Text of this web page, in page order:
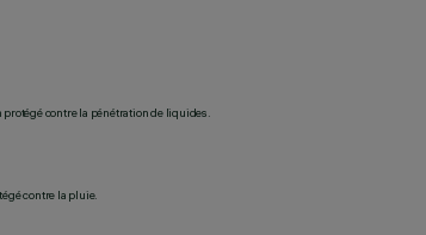
contre la pénétration de liquides.
contre la pluie.